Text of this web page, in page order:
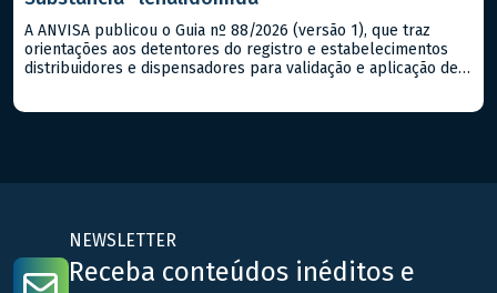
A ANVISA publicou o Guia nº 88/2026 (versão 1), que traz
orientações aos detentores do registro e estabelecimentos
distribuidores e dispensadores para validação e aplicação de
NEWSLETTER
Receba conteúdos inéditos e